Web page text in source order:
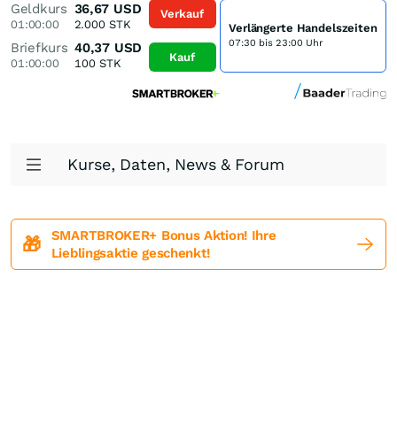
Geldkurs
01:00:00
36,67 USD
2.000STK
Briefkurs
01:00:00
40,37 USD
100STK
Verkauf
Kauf
Verlängerte Handelszeiten
07:30 bis 23:00 Uhr
Kurse, Daten, News & Forum
🎁
SMARTBROKER+ Bonus Aktion! Ihre
Lieblingsaktie geschenkt!